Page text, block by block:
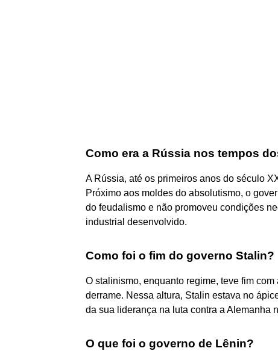
Como era a Rússia nos tempos
A Rússia, até os primeiros anos do século
Próximo aos moldes do absolutismo, o
do feudalismo e não promoveu condições
industrial desenvolvido.
Como foi o fim do governo Stalin?
O stalinismo, enquanto regime, teve fim
derrame. Nessa altura, Stalin estava no
da sua liderança na luta contra a Alemanha
O que foi o governo de Lênin?